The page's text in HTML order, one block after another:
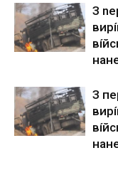
З
З